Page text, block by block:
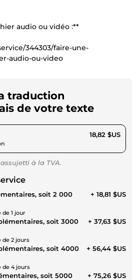
audio ou vidéo :**
344303/faire-une-
audio-ou-video
traduction
de votre texte
17,34 $US 18,82 $US
à la TVA.
soit 2 000
1 jour
+ 18,81 $US
soit 3000
de 2 jours
+ 37,63 $US
soit 4000
de 4 jours
+ 56,44 $US
soit 5000
+ 75,26 $US